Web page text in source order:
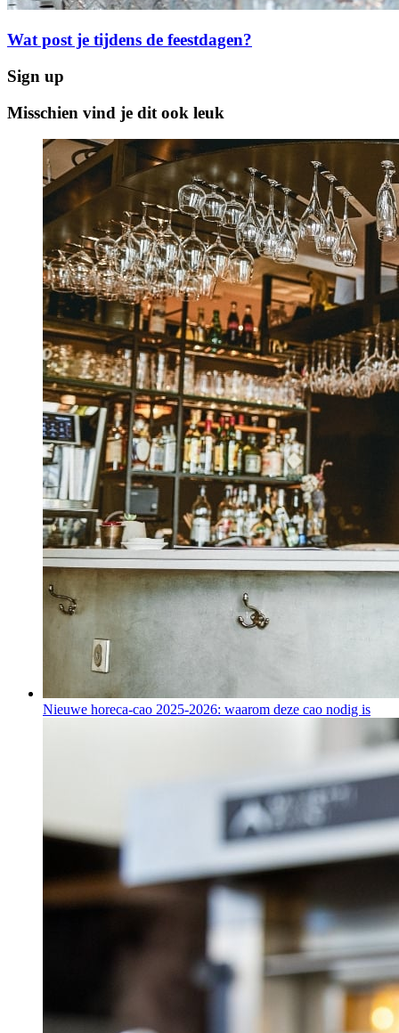
Wat post je tijdens de feestdagen?
Sign up
Misschien vind je dit ook leuk
Nieuwe horeca-cao 2025-2026: waarom deze cao nodig is